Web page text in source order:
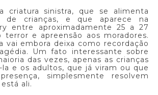
criatura sinistra, que se alimenta
de crianças, e que aparece na
entre aproximadamente 25 a 27
terror e apreensão aos moradores.
vai embora deixa como recordação
Um fato interessante sobre
das vezes, apenas as crianças
e os adultos, que já viram ou que
simplesmente resolvem
ali.